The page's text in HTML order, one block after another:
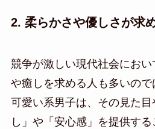
2. 柔らかさや優しさが求
競争が激しい現代社会にお
や癒しを求める人も多いので
可愛い系男子は、その見た
し」や「安心感」を提供す